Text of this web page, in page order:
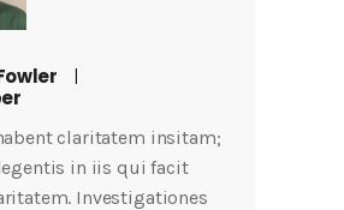
claritatem insitam;
in iis qui facit
Investigationes